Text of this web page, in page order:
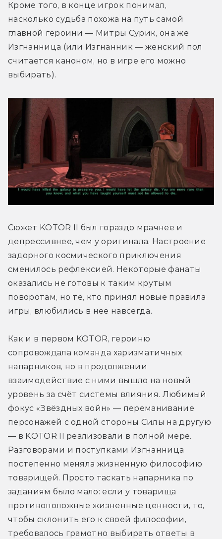
Кроме того, в конце игрок понимал,
насколько судьба похожа на путь самой
главной героини — Митры Сурик, она же
Изгнанница (или Изгнанник — женский пол
считается каноном, но в игре его можно
выбирать).
Сюжет KOTOR II был гораздо мрачнее и
депрессивнее, чем у оригинала. Настроение
задорного космического приключения
сменилось рефлексией. Некоторые фанаты
оказались не готовы к таким крутым
поворотам, но те, кто принял новые правила
игры, влюбились в неё навсегда.
Как и в первом KOTOR, героиню
сопровождала команда харизматичных
напарников, но в продолжении
взаимодействие с ними вышло на новый
уровень за счёт системы влияния. Любимый
фокус «Звёздных войн» — переманивание
персонажей с одной стороны Силы на другую
— в KOTOR II реализовали в полной мере.
Разговорами и поступками Изгнанница
постепенно меняла жизненную философию
товарищей. Просто таскать напарника по
заданиям было мало: если у товарища
противоположные жизненные ценности, то,
чтобы склонить его к своей философии,
требовалось грамотно выбирать ответы в